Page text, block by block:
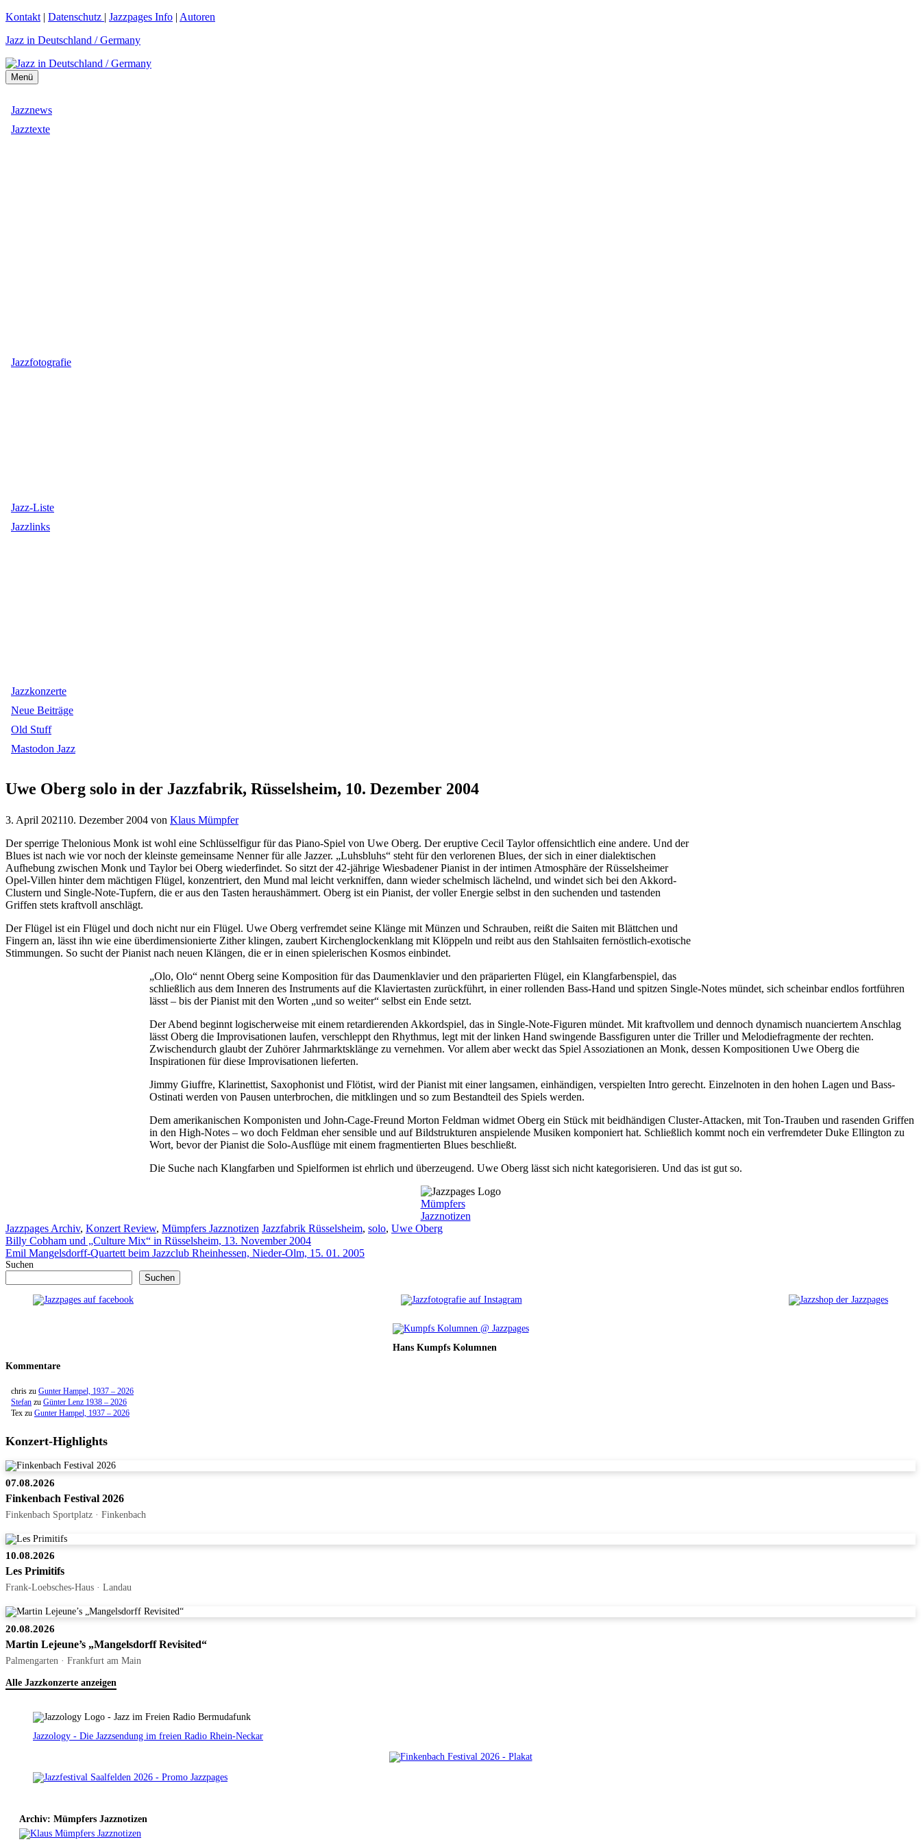
Zum
springen
Kontakt | Datenschutz | Jazzpages Info | Autoren
Jazz in Deutschland / Germany
Menü
Jazznews
Jazztexte
Jazzfotografie
Jazz-Liste
Jazzlinks
Jazzkonzerte
Neue Beiträge
Old Stuff
Mastodon Jazz
Uwe Oberg solo in der Jazzfabrik, Rüsselsheim, 10. Dezember 2004
3. April 202110. Dezember 2004 von Klaus Mümpfer
Der sperrige Thelonious Monk ist wohl eine Schlüsselfigur für das Piano-Spiel von Uwe Oberg. Der eruptive Cecil Taylor offensichtlich eine andere. Und der
Blues ist nach wie vor noch der kleinste gemeinsame Nenner für alle Jazzer. „Luhsbluhs“ steht für den verlorenen Blues, der sich in einer dialektischen
Aufhebung zwischen Monk und Taylor bei Oberg wiederfindet. So sitzt der 42-jährige Wiesbadener Pianist in der intimen Atmosphäre der Rüsselsheimer
Opel-Villen hinter dem mächtigen Flügel, konzentriert, den Mund mal leicht verkniffen, dann wieder schelmisch lächelnd, und windet sich bei den Akkord-
Clustern und Single-Note-Tupfern, die er aus den Tasten heraushämmert. Oberg ist ein Pianist, der voller Energie selbst in den suchenden und tastenden
Griffen stets kraftvoll anschlägt.
Der Flügel ist ein Flügel und doch nicht nur ein Flügel. Uwe Oberg verfremdet seine Klänge mit Münzen und Schrauben, reißt die Saiten mit Blättchen und
Fingern an, lässt ihn wie eine überdimensionierte Zither klingen, zaubert Kirchenglockenklang mit Klöppeln und reibt aus den Stahlsaiten fernöstlich-exotische
Stimmungen. So sucht der Pianist nach neuen Klängen, die er in einen spielerischen Kosmos einbindet.
„Olo, Olo“ nennt Oberg seine Komposition für das Daumenklavier und den präparierten Flügel, ein Klangfarbenspiel, das
schließlich aus dem Inneren des Instruments auf die Klaviertasten zurückführt, in einer rollenden Bass-Hand und spitzen Single-Notes mündet, sich scheinbar endlos fortführen
lässt – bis der Pianist mit den Worten „und so weiter“ selbst ein Ende setzt.
Der Abend beginnt logischerweise mit einem retardierenden Akkordspiel, das in Single-Note-Figuren mündet. Mit kraftvollem und dennoch dynamisch nuanciertem Anschlag
lässt Oberg die Improvisationen laufen, verschleppt den Rhythmus, legt mit der linken Hand swingende Bassfiguren unter die Triller und Melodiefragmente der rechten.
Zwischendurch glaubt der Zuhörer Jahrmarktsklänge zu vernehmen. Vor allem aber weckt das Spiel Assoziationen an Monk, dessen Kompositionen Uwe Oberg die
Inspirationen für diese Improvisationen lieferten.
Jimmy Giuffre, Klarinettist, Saxophonist und Flötist, wird der Pianist mit einer langsamen, einhändigen, verspielten Intro gerecht. Einzelnoten in den hohen Lagen und Bass-
Ostinati werden von Pausen unterbrochen, die mitklingen und so zum Bestandteil des Spiels werden.
Dem amerikanischen Komponisten und John-Cage-Freund Morton Feldman widmet Oberg ein Stück mit beidhändigen Cluster-Attacken, mit Ton-Trauben und rasenden Griffen
in den High-Notes – wo doch Feldman eher sensible und auf Bildstrukturen anspielende Musiken komponiert hat. Schließlich kommt noch ein verfremdeter Duke Ellington zu
Wort, bevor der Pianist die Solo-Ausflüge mit einem fragmentierten Blues beschließt.
Die Suche nach Klangfarben und Spielformen ist ehrlich und überzeugend. Uwe Oberg lässt sich nicht kategorisieren. Und das ist gut so.
Mümpfers
Jazznotizen
Kategorien
Jazzpages Archiv, Konzert Review, Mümpfers Jazznotizen Schlagwörter
Jazzfabrik Rüsselsheim, solo, Uwe Oberg
Billy Cobham und „Culture Mix“ in Rüsselsheim, 13. November 2004
Emil Mangelsdorff-Quartett beim Jazzclub Rheinhessen, Nieder-Olm, 15. 01. 2005
Suchen
Suchen
Hans Kumpfs Kolumnen
Kommentare
chris zu Gunter Hampel, 1937 – 2026
Stefan zu Günter Lenz 1938 – 2026
Tex zu Gunter Hampel, 1937 – 2026
Konzert-Highlights
07.08.2026
Finkenbach Festival 2026
Finkenbach Sportplatz · Finkenbach
10.08.2026
Les Primitifs
Frank-Loebsches-Haus · Landau
20.08.2026
Martin Lejeune’s „Mangelsdorff Revisited“
Palmengarten · Frankfurt am Main
Alle Jazzkonzerte anzeigen
Jazzology - Die Jazzsendung im freien Radio Rhein-Neckar
Archiv: Mümpfers Jazznotizen